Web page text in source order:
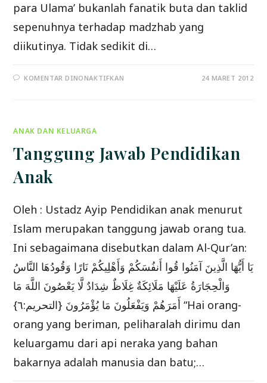
para Ulama’ bukanlah fanatik buta dan taklid
sepenuhnya terhadap madzhab yang
diikutinya. Tidak sedikit di…
KOMENTAR DINONAKTIFKAN
DENGAN
AL-
IMAM
24 MARET 2012
ANAK DAN KELUARGA
Tanggung Jawab Pendidikan
Anak
Oleh : Ustadz Ayip Pendidikan anak menurut
Islam merupakan tanggung jawab orang tua.
Ini sebagaimana disebutkan dalam Al-Qur’an:
يَا أَيُّهَا الَّذِينَ آمَنُوا قُوا أَنفُسَكُمْ وَأَهْلِيكُمْ نَارًا وَقُودُهَا النَّاسُ
وَالْحِجَارَةُ عَلَيْهَا مَلَائِكَةٌ غِلَاظٌ شِدَادٌ لَّا يَعْصُونَ اللَّهَ مَا
أَمَرَهُمْ وَيَفْعَلُونَ مَا يُؤْمَرُونَ {التحريم:٦} “Hai orang-
orang yang beriman, peliharalah dirimu dan
keluargamu dari api neraka yang bahan
bakarnya adalah manusia dan batu;…